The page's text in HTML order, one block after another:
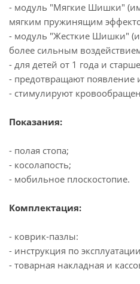
- модуль "Мягкие Шишки"
мягким пружинящим
- модуль "Жесткие Шишки"
более сильным
- для детей от 1 года и
- предотвращают появление
- стимулируют
Показания:
- полая стопа;
- косолапость;
- мобильное плоскостопие.
Комплектация:
- коврик-пазлы:
- инструкция по
- товарная накладная и